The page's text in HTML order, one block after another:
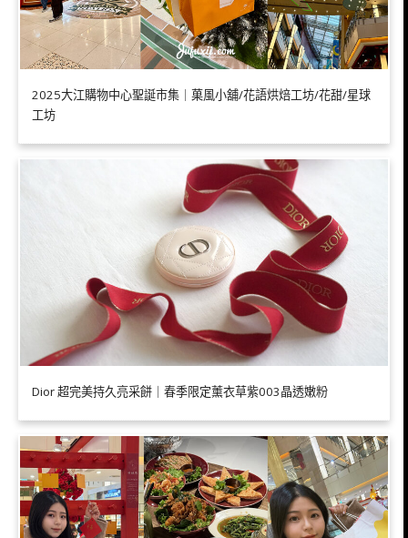
2025大江購物中心聖誕市集｜菓風小舖/花語烘焙工坊/花甜/星球
工坊
Dior 超完美持久亮采餅｜春季限定薰衣草紫003晶透嫩粉